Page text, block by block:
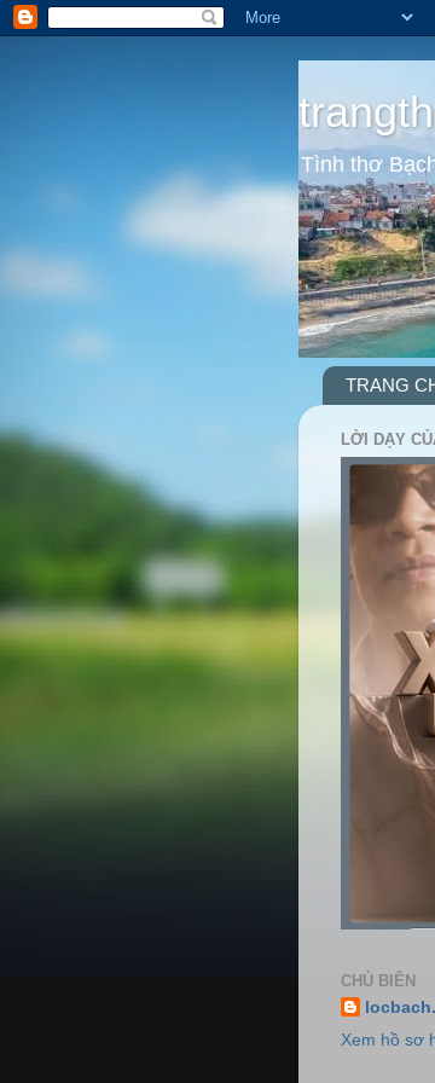
Tình thơ
TRANG
LỜI DẠY
CHỦ BIÊN
Xem hồ sơ